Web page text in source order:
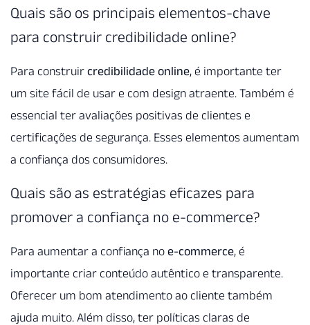
Quais são os principais elementos-chave
para construir credibilidade online?
Para construir credibilidade online, é importante ter
um site fácil de usar e com design atraente. Também é
essencial ter avaliações positivas de clientes e
certificações de segurança. Esses elementos aumentam
a confiança dos consumidores.
Quais são as estratégias eficazes para
promover a confiança no e-commerce?
Para aumentar a confiança no e-commerce, é
importante criar conteúdo autêntico e transparente.
Oferecer um bom atendimento ao cliente também
ajuda muito. Além disso, ter políticas claras de